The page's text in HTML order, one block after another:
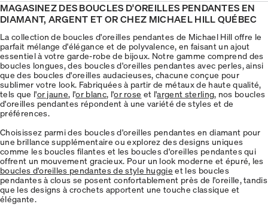
MAGASINEZ DES BOUCLES D'OREILLES PENDANTES EN
DIAMANT, ARGENT ET OR CHEZ MICHAEL HILL QUÉBEC
La collection de boucles d'oreilles pendantes de Michael Hill offre le
parfait mélange d'élégance et de polyvalence, en faisant un ajout
essentiel à votre garde-robe de bijoux. Notre gamme comprend des
boucles longues, des boucles d'oreilles pendantes avec perles, ainsi
que des boucles d'oreilles audacieuses, chacune conçue pour
sublimer votre look. Fabriquées à partir de métaux de haute qualité,
tels que l'or jaune, l'or blanc, l'or rose et l'argent sterling, nos boucles
d'oreilles pendantes répondent à une variété de styles et de
préférences.
Choisissez parmi des boucles d'oreilles pendantes en diamant pour
une brillance supplémentaire ou explorez des designs uniques
comme les boucles filantes et les boucles d'oreilles pendantes qui
offrent un mouvement gracieux. Pour un look moderne et épuré, les
boucles d'oreilles pendantes de style huggie et les boucles
pendantes à clous se posent confortablement près de l'oreille, tandis
que les designs à crochets apportent une touche classique et
élégante.